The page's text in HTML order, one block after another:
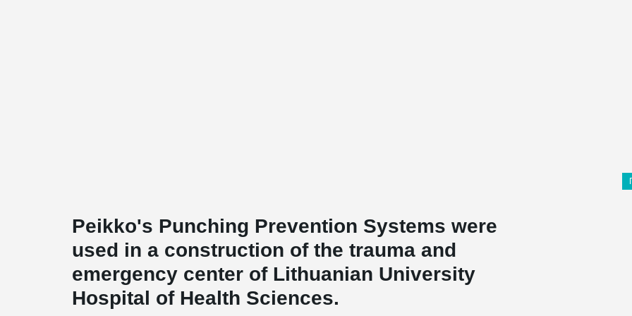
Peikko's Punching Prevention Systems were
used in a construction of the trauma and
emergency center of Lithuanian University
Hospital of Health Sciences.